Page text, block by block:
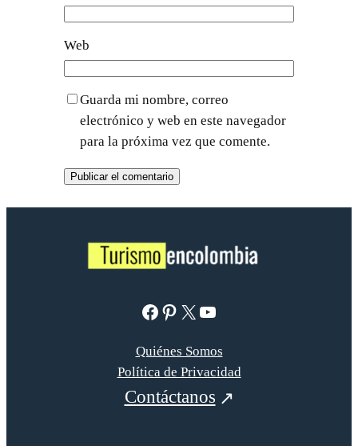
Web
Guarda mi nombre, correo
electrónico y web en este navegador
para la próxima vez que comente.
Facebook Pinterest X YouTube
Quiénes Somos
Política de Privacidad
Contáctanos